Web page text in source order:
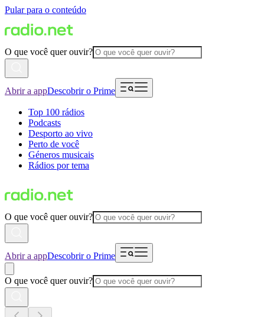
Pular para o conteúdo
O que você quer ouvir?
Abrir a appDescobrir o Prime
Top 100 rádios
Podcasts
Desporto ao vivo
Perto de você
Géneros musicais
Rádios por tema
O que você quer ouvir?
Abrir a appDescobrir o Prime
O que você quer ouvir?